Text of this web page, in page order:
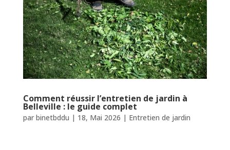
Comment réussir l’entretien de jardin à
Belleville : le guide complet
par binetbddu | 18, Mai 2026 | Entretien de jardin